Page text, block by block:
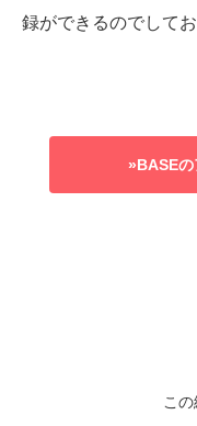
録ができるのでしてお
»BASEの
こ